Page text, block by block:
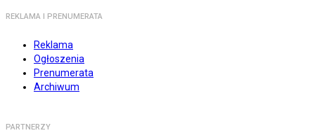
REKLAMA I PRENUMERATA
Reklama
Ogłoszenia
Prenumerata
Archiwum
PARTNERZY